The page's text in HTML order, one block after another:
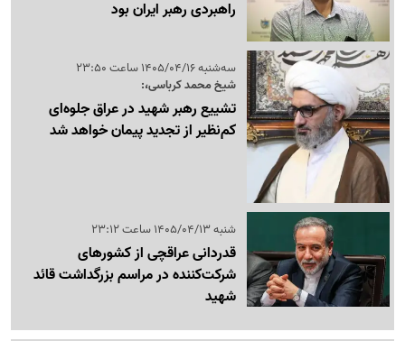
راهبردی رهبر ایران بود
سه‌شنبه 1405/04/16 ساعت 23:50
شیخ محمد کرباسی،:
تشییع رهبر شهید در عراق جلوه‌ای
کم‌نظیر از تجدید پیمان خواهد شد
شنبه 1405/04/13 ساعت 23:12
قدردانی عراقچی از کشورهای
شرکت‌کننده در مراسم بزرگداشت قائد
شهید